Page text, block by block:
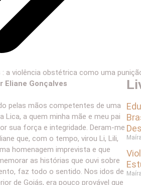
a violência obstétrica como uma
Eliane Gonçalves
pelas mãos competentes de uma
Lica, a quem minha mãe e meu pai
sua força e integridade. Deram-me
que, com o tempo, virou Li, Lili,
homenagem imprevista e que
as histórias que ouvi sobre
faz todo o sentido. Nos idos de
de Goiás, era pouco provável que